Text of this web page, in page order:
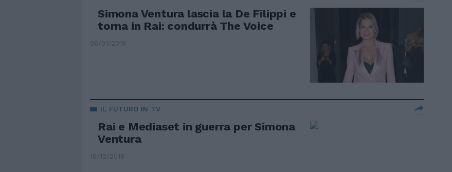
Simona Ventura lascia la De Filippi e
torna in Rai: condurrà The Voice
06/01/2019
IL FUTURO IN TV
Rai e Mediaset in guerra per Simona
Ventura
16/12/2018